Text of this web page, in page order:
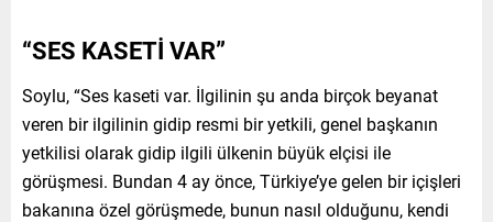
“SES KASETİ VAR”
Soylu, “Ses kaseti var. İlgilinin şu anda birçok beyanat
veren bir ilgilinin gidip resmi bir yetkili, genel başkanın
yetkilisi olarak gidip ilgili ülkenin büyük elçisi ile
görüşmesi. Bundan 4 ay önce, Türkiye’ye gelen bir içişleri
bakanına özel görüşmede, bunun nasıl olduğunu, kendi